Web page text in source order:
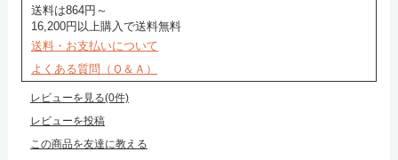
送料は864円～
16,200円以上購入で送料無料
送料・お支払いについて
よくある質問（Ｑ＆Ａ）
レビューを見る(0件)
レビューを投稿
この商品を友達に教える